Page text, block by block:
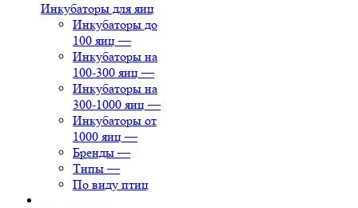
Инкубаторы для яиц
Инкубаторы до
100 яиц —
Инкубаторы на
100-300 яиц —
Инкубаторы на
300-1000 яиц —
Инкубаторы от
1000 яиц —
Бренды —
Типы —
По виду птиц